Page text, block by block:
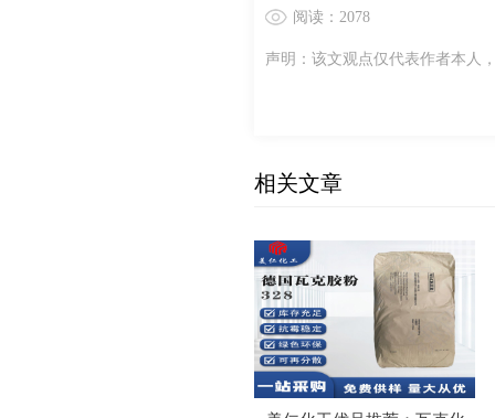
阅读：2078
声明：该文观点仅代表作者本人
相关文章